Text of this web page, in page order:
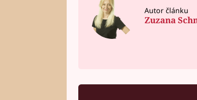
Autor článku
Zuzana